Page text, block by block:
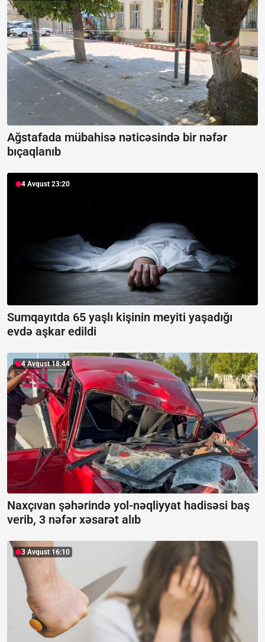
Ağstafada mübahisə nəticəsində bir nəfər
bıçaqlanıb
4 Avqust 23:20
Sumqayıtda 65 yaşlı kişinin meyiti yaşadığı
evdə aşkar edildi
4 Avqust 18:44
Naxçıvan şəhərində yol-nəqliyyat hadisəsi baş
verib, 3 nəfər xəsarət alıb
3 Avqust 16:10